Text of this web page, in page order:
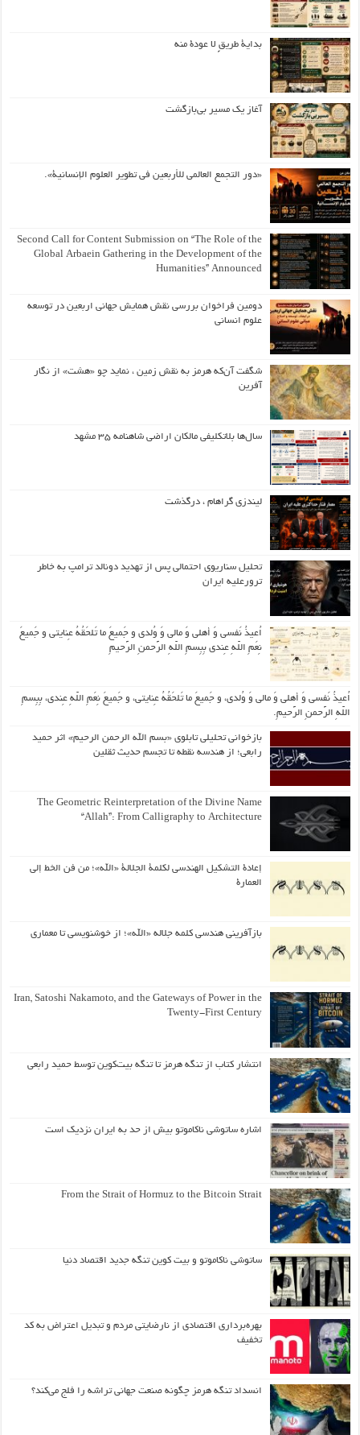
بداية طريقٍ لا عودة منه
آغاز یک مسیر بی‌بازگشت
«دور التجمع العالمي للأربعين في تطوير العلوم الإنسانية».
Second Call for Content Submission on “The Role of the
Global Arbaein Gathering in the Development of the
Humanities” Announced
دومین فراخوان بررسی نقش همایش جهانی اربعین در توسعه
علوم انسانی
شگفت آن‌که هرمز به نقش زمین ، نماید چو «هشت» از نگار
آفرین
سال‌ها بلاتکلیفی مالکان اراضی شاهنامه ۳۵ مشهد
لیندزی گراهام ، درگذشت
تحلیل سناریوی احتمالی پس از تهدید دونالد ترامپ به خاطر
ترورعلیه ایران
اُعیذُ نَفسی وَ أهلی وَ مالی وَ وُلدی و جَمیعَ ما تَلحَقُهُ عِنایتی و جَمیعَ
نِعَمِ اللّهِ عِندی بِبِسمِ اللّهِ الرَّحمنِ الرَّحیمِ
اُعیذُ نَفسی وَ أهلی وَ مالی وَ وُلدی، و جَمیعَ ما تَلحَقُهُ عِنایتی، و جَمیعَ نِعَمِ اللّهِ عِندی، بِبِسمِ
اللّهِ الرَّحمنِ الرَّحیمِ.
بازخوانی تحلیلی تابلوی «بسم الله الرحمن الرحیم» اثر حمید
رابعی؛ از هندسه نقطه تا تجسم حدیث ثقلین
The Geometric Reinterpretation of the Divine Name
“Allah”: From Calligraphy to Architecture
إعادة التشكيل الهندسي لكلمة الجلالة «الله»؛ من فن الخط إلى
العمارة
بازآفرینی هندسی کلمه جلاله «الله»؛ از خوشنویسی تا معماری
Iran, Satoshi Nakamoto, and the Gateways of Power in the
Twenty-First Century
انتشار کتاب از تنگه هرمز تا تنگه بیت‌کوین توسط حمید رابعی
اشاره ساتوشی ناکاموتو بیش از حد به ایران نزدیک است
From the Strait of Hormuz to the Bitcoin Strait
ساتوشی ناکاموتو و بیت کوین تنگه جدید اقتصاد دنیا
بهره‌برداری اقتصادی از نارضایتی مردم و تبدیل اعتراض به کد
تخفیف
انسداد تنگه هرمز چگونه صنعت جهانی تراشه را فلج می‌کند؟